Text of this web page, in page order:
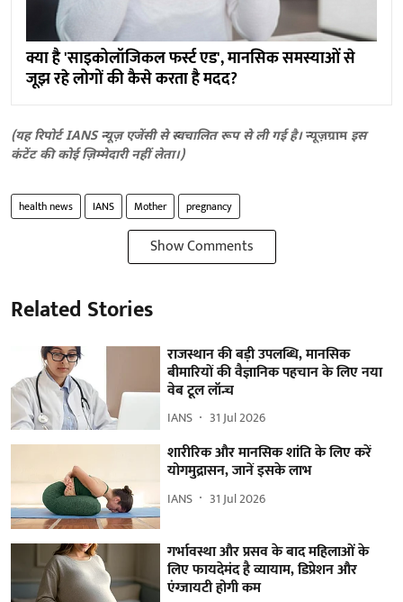
क्या है 'साइकोलॉजिकल फर्स्ट एड', मानसिक समस्याओं से
जूझ रहे लोगों की कैसे करता है मदद?
(यह रिपोर्ट IANS न्यूज़ एजेंसी से स्वचालित रूप से ली गई है।न्यूज़ग्राम इस
कंटेंट की कोई ज़िम्मेदारी नहीं लेता।)
health news IANS Mother pregnancy
Show Comments
Related Stories
राजस्थान की बड़ी उपलब्धि, मानसिक
बीमारियों की वैज्ञानिक पहचान के लिए नया
वेब टूल लॉन्च
IANS 31 Jul 2026
शारीरिक और मानसिक शांति के लिए करें
योगमुद्रासन, जानें इसके लाभ
IANS 31 Jul 2026
गर्भावस्था और प्रसव के बाद महिलाओं के
लिए फायदेमंद है व्यायाम, डिप्रेशन और
एंग्जायटी होगी कम